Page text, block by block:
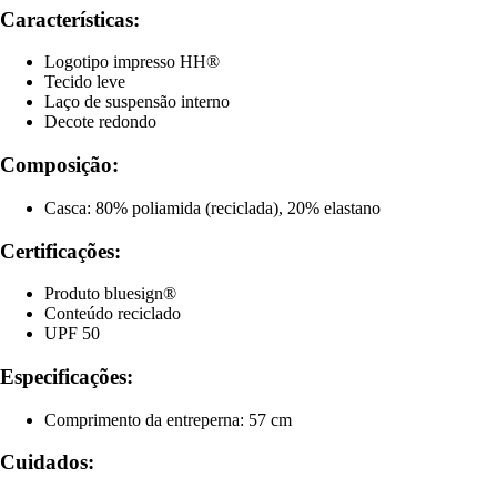
Características:
Logotipo impresso HH®
Tecido leve
Laço de suspensão interno
Decote redondo
Composição:
Casca: 80% poliamida (reciclada), 20% elastano
Certificações:
Produto bluesign®
Conteúdo reciclado
UPF 50
Especificações:
Comprimento da entreperna: 57 cm
Cuidados: